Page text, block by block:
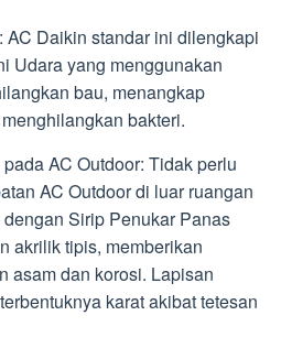
Daikin standar ini dilengkapi
Udara yang menggunakan
bau, menangkap
bakteri.
AC Outdoor: Tidak perlu
AC Outdoor di luar ruangan
Sirip Penukar Panas
akrilik tipis, memberikan
asam dan korosi. Lapisan
karat akibat tetesan